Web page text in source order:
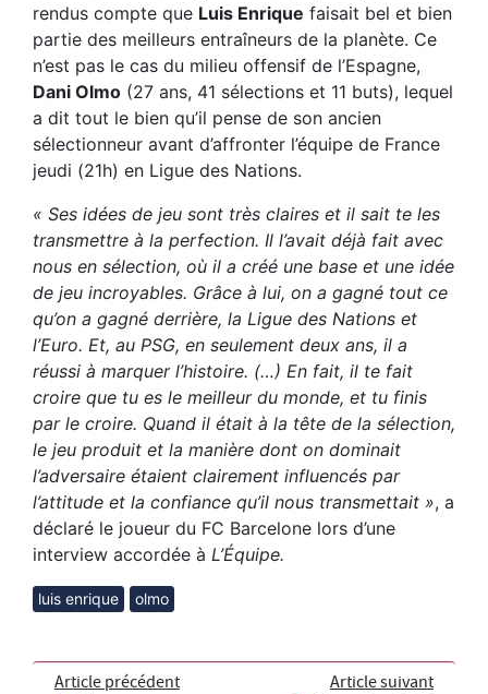
rendus compte que Luis Enrique faisait bel et bien
partie des meilleurs entraîneurs de la planète. Ce
n’est pas le cas du milieu offensif de l’Espagne,
Dani Olmo (27 ans, 41 sélections et 11 buts), lequel
a dit tout le bien qu’il pense de son ancien
sélectionneur avant d’affronter l’équipe de France
jeudi (21h) en Ligue des Nations.
« Ses idées de jeu sont très claires et il sait te les
transmettre à la perfection. Il l’avait déjà fait avec
nous en sélection, où il a créé une base et une idée
de jeu incroyables. Grâce à lui, on a gagné tout ce
qu’on a gagné derrière, la Ligue des Nations et
l’Euro. Et, au PSG, en seulement deux ans, il a
réussi à marquer l’histoire. (…) En fait, il te fait
croire que tu es le meilleur du monde, et tu finis
par le croire. Quand il était à la tête de la sélection,
le jeu produit et la manière dont on dominait
l’adversaire étaient clairement influencés par
l’attitude et la confiance qu’il nous transmettait », a
déclaré le joueur du FC Barcelone lors d’une
interview accordée à L’Équipe.
luis enrique olmo
Article précédent
Article suivant